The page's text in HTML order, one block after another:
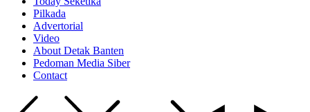
Pilkada
Advertorial
Video
About Detak Banten
Pedoman Media Siber
Contact